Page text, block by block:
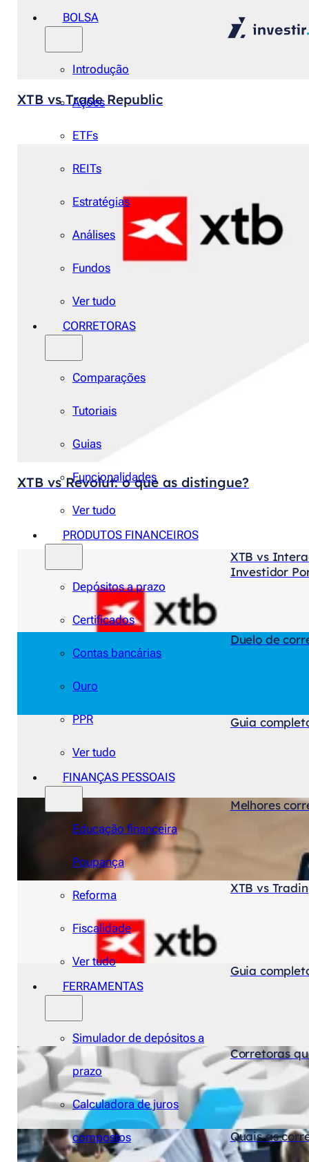
BOLSA
Introdução
Ações
ETFs
REITs
Estratégias
Análises
Fundos
Ver tudo
CORRETORAS
Comparações
Tutoriais
Guias
Funcionalidades
Ver tudo
PRODUTOS FINANCEIROS
Depósitos a prazo
Certificados
Contas bancárias
Ouro
PPR
Ver tudo
FINANÇAS PESSOAIS
Educação financeira
Poupança
Reforma
Fiscalidade
Ver tudo
FERRAMENTAS
Simulador de depósitos a
prazo
Calculadora de juros
compostos
XTB vs Trade Republic
XTB vs Revolut: o que as distingue?
XTB vs
Investidor
Duelo de
Guia
Melhores
XTB vs
Guia
Corretoras
Quais as